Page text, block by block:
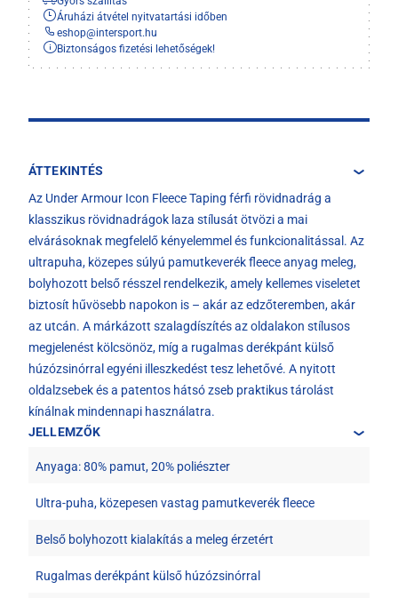
Áruházi átvétel nyitvatartási időben
eshop@intersport.hu
Biztonságos fizetési lehetőségek!
ÁTTEKINTÉS
Az Under Armour Icon Fleece Taping férfi rövidnadrág a
klasszikus rövidnadrágok laza stílusát ötvözi a mai
elvárásoknak megfelelő kényelemmel és funkcionalitással. Az
ultrapuha, közepes súlyú pamutkeverék fleece anyag meleg,
bolyhozott belső résszel rendelkezik, amely kellemes viseletet
biztosít hűvösebb napokon is – akár az edzőteremben, akár
az utcán. A márkázott szalagdíszítés az oldalakon stílusos
megjelenést kölcsönöz, míg a rugalmas derékpánt külső
húzózsinórral egyéni illeszkedést tesz lehetővé. A nyitott
oldalzsebek és a patentos hátsó zseb praktikus tárolást
kínálnak mindennapi használatra.
JELLEMZŐK
Anyaga: 80% pamut, 20% poliészter
Ultra-puha, közepesen vastag pamutkeverék fleece
Belső bolyhozott kialakítás a meleg érzetért
Rugalmas derékpánt külső húzózsinórral